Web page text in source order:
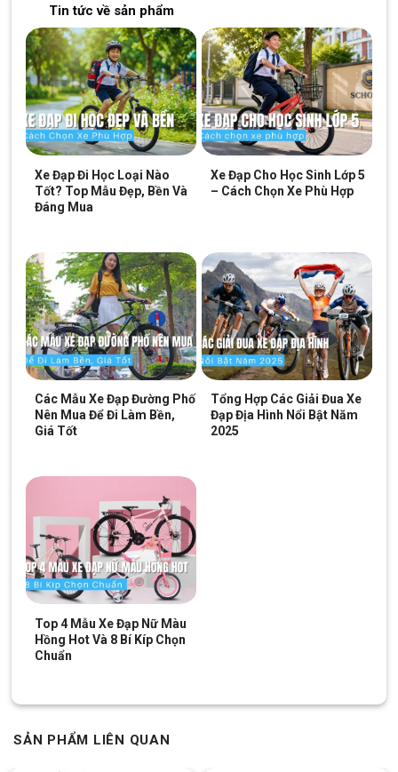
Tin tức về sản phẩm
Xe Đạp Đi Học Loại Nào
Tốt? Top Mẫu Đẹp, Bền Và
Đáng Mua
Xe Đạp Cho Học Sinh Lớp 5
– Cách Chọn Xe Phù Hợp
Các Mẫu Xe Đạp Đường Phố
Nên Mua Để Đi Làm Bền,
Giá Tốt
Tổng Hợp Các Giải Đua Xe
Đạp Địa Hình Nổi Bật Năm
2025
Top 4 Mẫu Xe Đạp Nữ Màu
Hồng Hot Và 8 Bí Kíp Chọn
Chuẩn
SẢN PHẨM LIÊN QUAN